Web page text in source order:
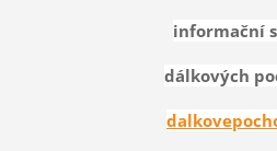
informační
dálkových